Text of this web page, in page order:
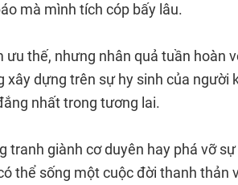
mà mình tích cóp bấy lâu.
thế, nhưng nhân quả tuần hoàn
dựng trên sự hy sinh của người
nhất trong tương lai.
tranh giành cơ duyên hay phá vỡ
thể sống một cuộc đời thanh thản